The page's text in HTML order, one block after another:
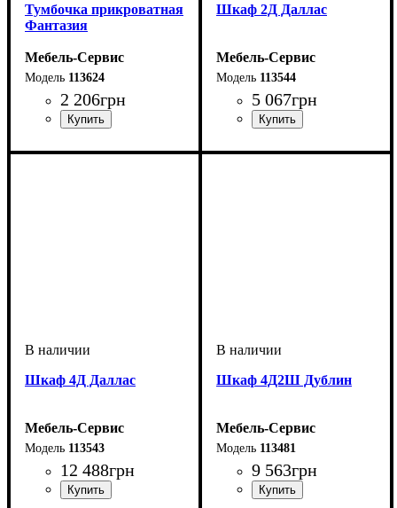
Тумбочка прикроватная
Фантазия
Мебель-Сервис
113624
2 206грн
Шкаф 2Д Даллас
Мебель-Сервис
113544
5 067грн
Шкаф 4Д Даллас
Мебель-Сервис
113543
12 488грн
Шкаф 4Д2Ш Дублин
Мебель-Сервис
113481
9 563грн